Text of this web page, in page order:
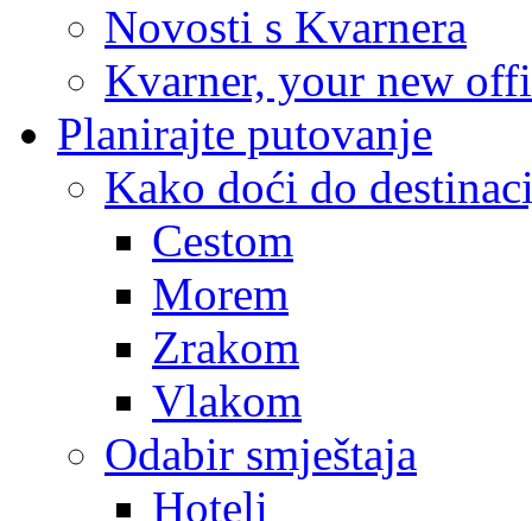
Novosti s Kvarnera
Kvarner, your new
Planirajte putovanje
Kako doći do
Cestom
Morem
Zrakom
Vlakom
Odabir smještaja
Hoteli